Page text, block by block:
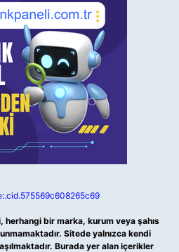
herhangi bir marka, kurum veya şahıs
Sitede yalnızca kendi
Burada yer alan içerikler